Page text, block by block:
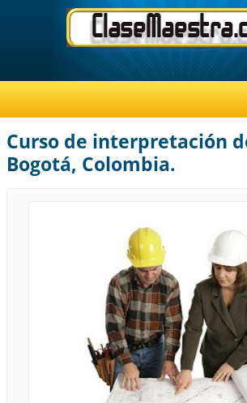
Curso de interpretación
Bogotá, Colombia.